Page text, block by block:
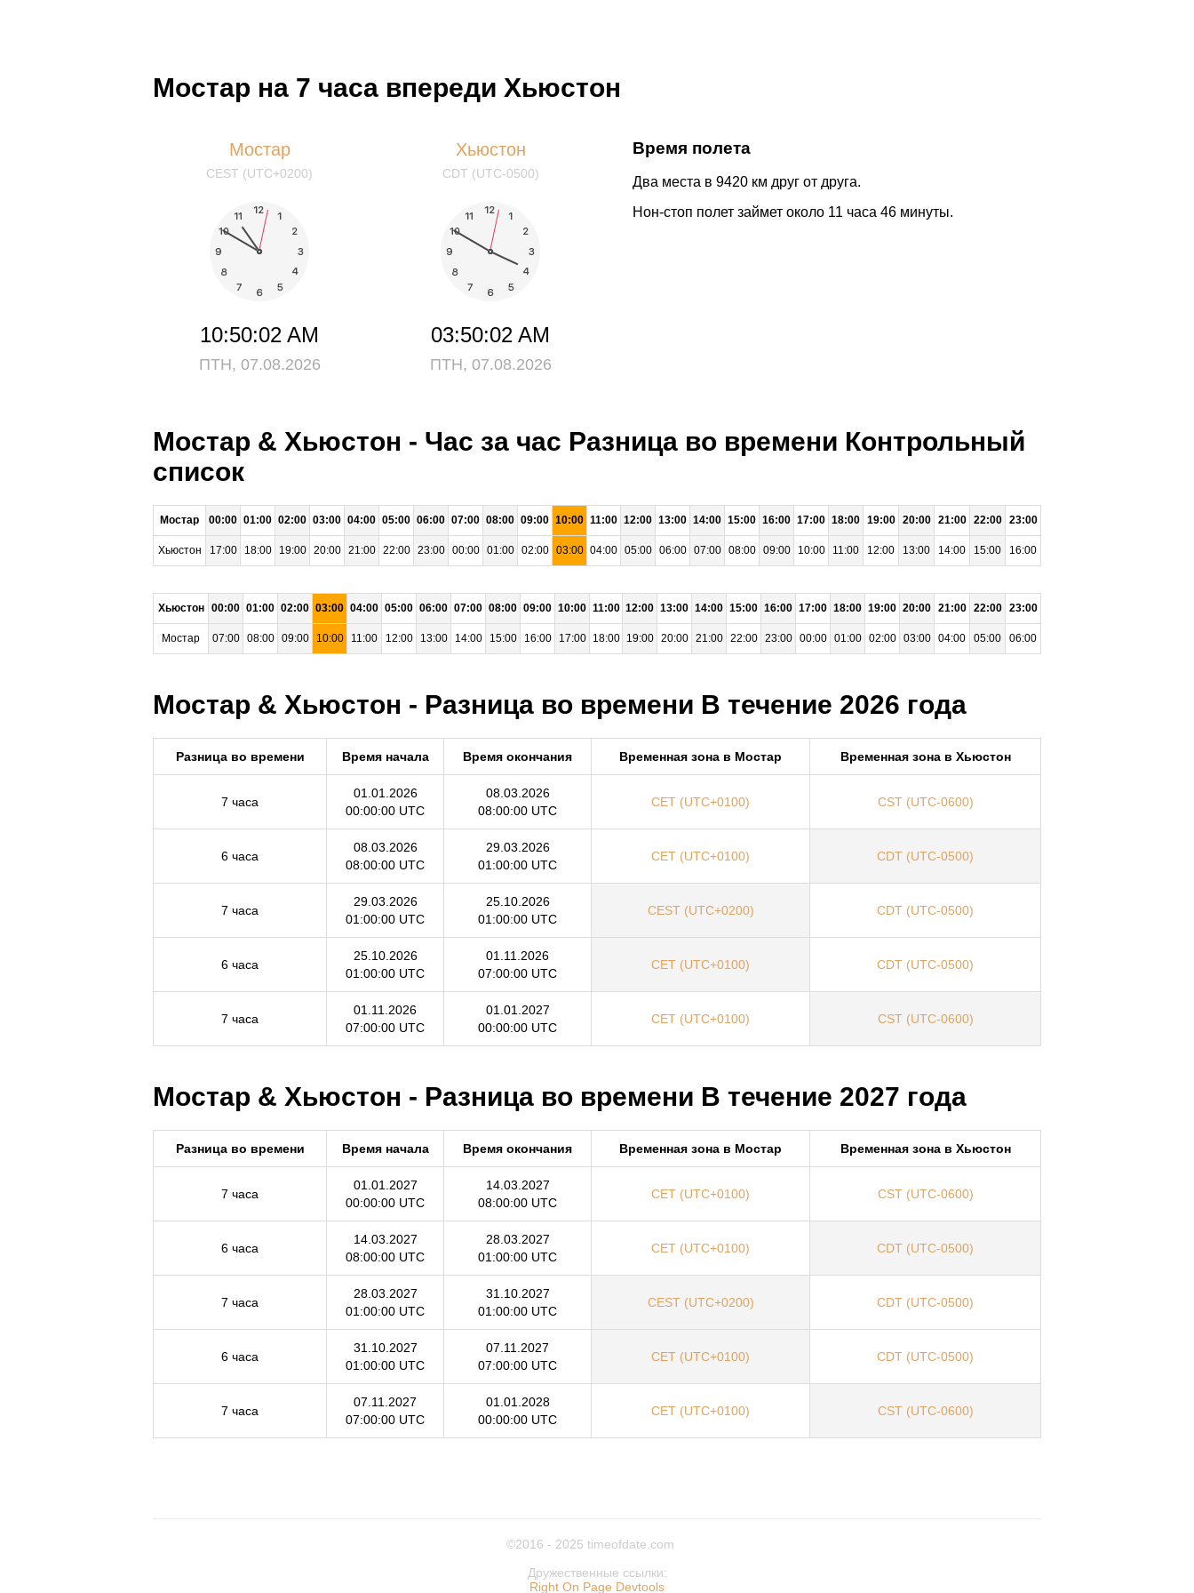
Мостар на 7 часа впереди Хьюстон
Мостар
CEST (UTC+0200)
10:50:02 AM
ПТН, 07.08.2026
Хьюстон
CDT (UTC-0500)
03:50:02 AM
ПТН, 07.08.2026
Время полета
Два места в 9420 км друг от друга.
Нон-стоп полет займет около 11 часа 46 минуты.
Мостар & Хьюстон - Час за час Разница во времени Контрольный
список
Мостар 00:00 01:00 02:00 03:00 04:00 05:00 06:00 07:00 08:00 09:00 10:00 11:00 12:00 13:00 14:00 15:00 16:00 17:00 18:00 19:00 20:00 21:00 22:00 23:00
Хьюстон 17:00 18:00 19:00 20:00 21:00 22:00 23:00 00:00 01:00 02:00 03:00 04:00 05:00 06:00 07:00 08:00 09:00 10:00 11:00 12:00 13:00 14:00 15:00 16:00
Хьюстон 00:00 01:00 02:00 03:00 04:00 05:00 06:00 07:00 08:00 09:00 10:00 11:00 12:00 13:00 14:00 15:00 16:00 17:00 18:00 19:00 20:00 21:00 22:00 23:00
Мостар 07:00 08:00 09:00 10:00 11:00 12:00 13:00 14:00 15:00 16:00 17:00 18:00 19:00 20:00 21:00 22:00 23:00 00:00 01:00 02:00 03:00 04:00 05:00 06:00
Мостар & Хьюстон - Разница во времени В течение 2026 года
Разница во времени Время начала Время окончания Временная зона в Мостар Временная зона в Хьюстон
7 часа
01.01.2026
00:00:00 UTC
08.03.2026
08:00:00 UTC
CET (UTC+0100) CST (UTC-0600)
6 часа
08.03.2026
08:00:00 UTC
29.03.2026
01:00:00 UTC
CET (UTC+0100) CDT (UTC-0500)
7 часа
29.03.2026
01:00:00 UTC
25.10.2026
01:00:00 UTC
CEST (UTC+0200) CDT (UTC-0500)
6 часа
25.10.2026
01:00:00 UTC
01.11.2026
07:00:00 UTC
CET (UTC+0100) CDT (UTC-0500)
7 часа
01.11.2026
07:00:00 UTC
01.01.2027
00:00:00 UTC
CET (UTC+0100) CST (UTC-0600)
Мостар & Хьюстон - Разница во времени В течение 2027 года
Разница во времени Время начала Время окончания Временная зона в Мостар Временная зона в Хьюстон
7 часа
01.01.2027
00:00:00 UTC
14.03.2027
08:00:00 UTC
CET (UTC+0100) CST (UTC-0600)
6 часа
14.03.2027
08:00:00 UTC
28.03.2027
01:00:00 UTC
CET (UTC+0100) CDT (UTC-0500)
7 часа
28.03.2027
01:00:00 UTC
31.10.2027
01:00:00 UTC
CEST (UTC+0200) CDT (UTC-0500)
6 часа
31.10.2027
01:00:00 UTC
07.11.2027
07:00:00 UTC
CET (UTC+0100) CDT (UTC-0500)
7 часа
07.11.2027
07:00:00 UTC
01.01.2028
00:00:00 UTC
CET (UTC+0100) CST (UTC-0600)
©2016 - 2025 timeofdate.com
Дружественные ссылки:
Right On Page Devtools